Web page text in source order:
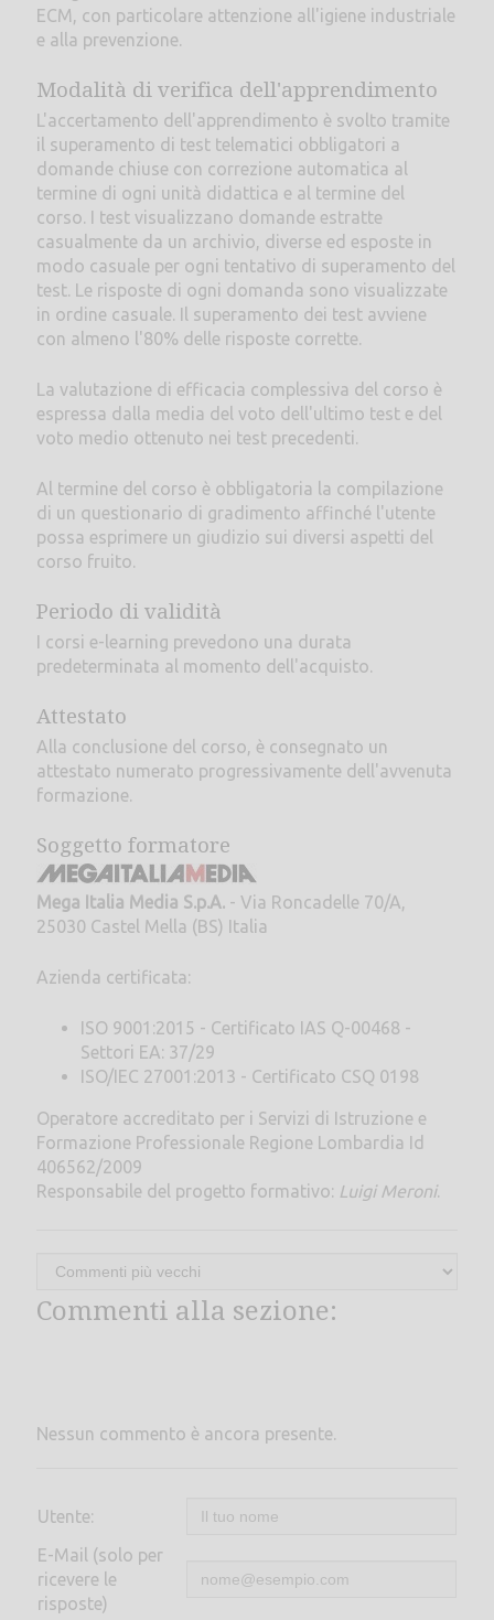
ECM, con particolare attenzione all'igiene industriale
e alla prevenzione.
Modalità di verifica dell'apprendimento
L'accertamento dell'apprendimento è svolto tramite
il superamento di test telematici obbligatori a
domande chiuse con correzione automatica al
termine di ogni unità didattica e al termine del
corso. I test visualizzano domande estratte
casualmente da un archivio, diverse ed esposte in
modo casuale per ogni tentativo di superamento del
test. Le risposte di ogni domanda sono visualizzate
in ordine casuale. Il superamento dei test avviene
con almeno l'80% delle risposte corrette.
La valutazione di efficacia complessiva del corso è
espressa dalla media del voto dell'ultimo test e del
voto medio ottenuto nei test precedenti.
Al termine del corso è obbligatoria la compilazione
di un questionario di gradimento affinché l'utente
possa esprimere un giudizio sui diversi aspetti del
corso fruito.
Periodo di validità
I corsi e-learning prevedono una durata
predeterminata al momento dell'acquisto.
Attestato
Alla conclusione del corso, è consegnato un
attestato numerato progressivamente dell'avvenuta
formazione.
Soggetto formatore
Mega Italia Media S.p.A.- Via Roncadelle 70/A,
25030 Castel Mella (BS) Italia
Azienda certificata:
ISO 9001:2015 - Certificato IAS Q-00468 -
Settori EA: 37/29
ISO/IEC 27001:2013 - Certificato CSQ 0198
Operatore accreditato per i Servizi di Istruzione e
Formazione Professionale Regione Lombardia Id
406562/2009
Responsabile del progetto formativo: Luigi Meroni.
Commenti alla sezione:
Nessun commento è ancora presente.
Utente:
E-Mail (solo per
ricevere le
risposte)